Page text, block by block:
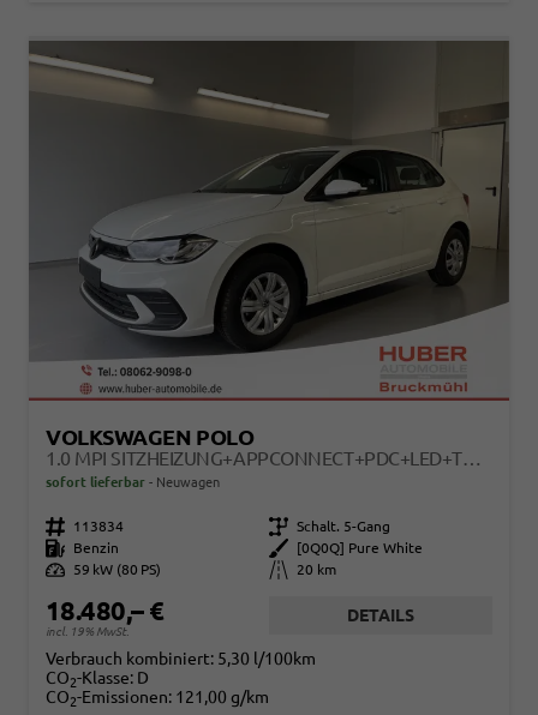
VOLKSWAGEN POLO
1.0 MPI SITZHEIZUNG+APPCONNECT+PDC+LED+TOUCH+LICHTSENSOR+MULTILENKRAD
sofort lieferbar Neuwagen
Fahrzeugnr. 113834 Getriebe Schalt. 5-Gang
Kraftstoff
Benzin Außenfarbe
[0Q0Q] Pure White
Leistung
59 kW (80 PS) Kilometerstand 20 km
18.480,– €
incl. 19% MwSt.
DETAILS
Verbrauch kombiniert: 5,30 l/100km
CO2-Klasse: D
CO2-Emissionen: 121,00 g/km